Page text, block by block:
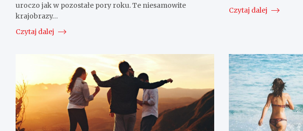
uroczo jak w pozostałe pory roku. Te niesamowite
krajobrazy…
Czytaj dalej
Czytaj dalej